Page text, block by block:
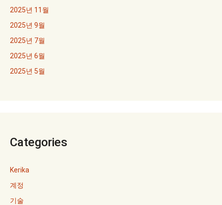
2025년 11월
2025년 9월
2025년 7월
2025년 6월
2025년 5월
Categories
Kerika
계정
기술